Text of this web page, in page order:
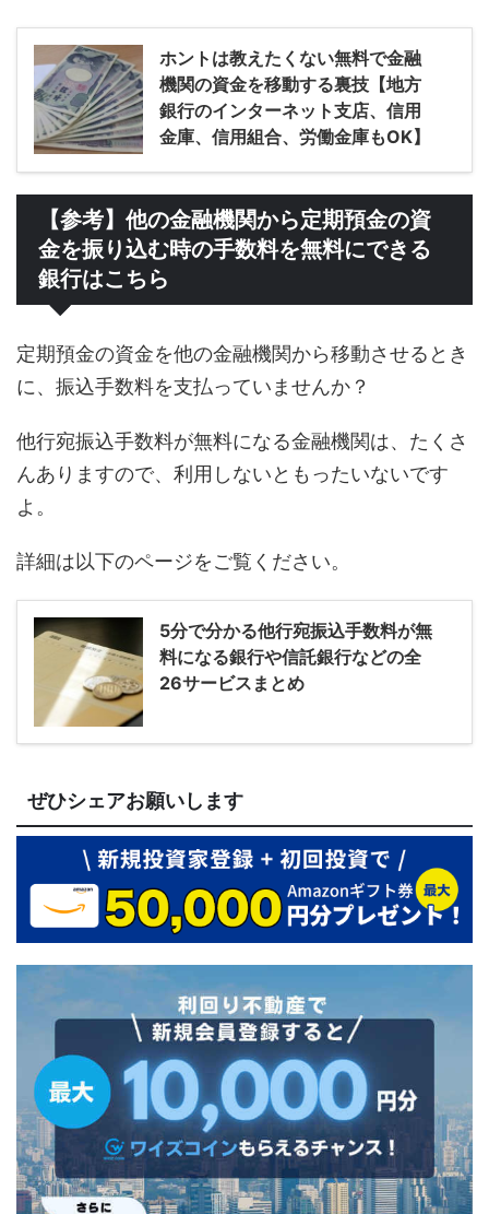
ホントは教えたくない無料で金融
機関の資金を移動する裏技【地方
銀行のインターネット支店、信用
金庫、信用組合、労働金庫もOK】
【参考】他の金融機関から定期預金の資
金を振り込む時の手数料を無料にできる
銀行はこちら
定期預金の資金を他の金融機関から移動させるとき
に、振込手数料を支払っていませんか？
他行宛振込手数料が無料になる金融機関は、たくさ
んありますので、利用しないともったいないです
よ。
詳細は以下のページをご覧ください。
5分で分かる他行宛振込手数料が無
料になる銀行や信託銀行などの全
26サービスまとめ
ぜひシェアお願いします